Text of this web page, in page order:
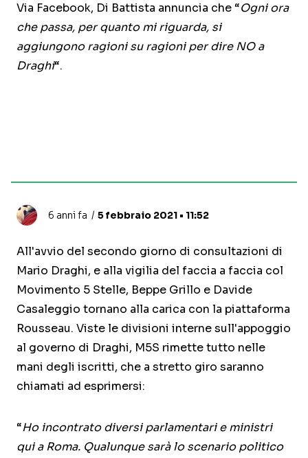
Via Facebook, Di Battista annuncia che “Ogni ora
che passa, per quanto mi riguarda, si
aggiungono ragioni su ragioni per dire NO a
Draghi“.
6 anni fa 5 febbraio 2021 • 11:52
All'avvio del secondo giorno di consultazioni di
Mario Draghi, e alla vigilia del faccia a faccia col
Movimento 5 Stelle, Beppe Grillo e Davide
Casaleggio tornano alla carica con la piattaforma
Rousseau. Viste le divisioni interne sull'appoggio
al governo di Draghi, M5S rimette tutto nelle
mani degli iscritti, che a stretto giro saranno
chiamati ad esprimersi:
“Ho incontrato diversi parlamentari e ministri
qui a Roma. Qualunque sarà lo scenario politico